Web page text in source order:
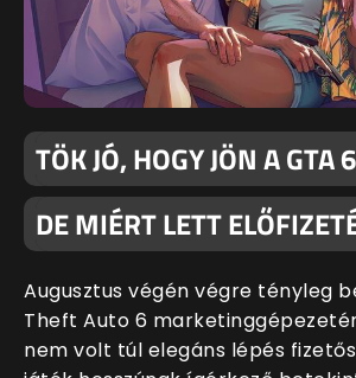
TÖK JÓ, HOGY JÖN A GTA
DE MIÉRT LETT
Augusztus végén végre tényleg
Theft Auto 6
nem volt túl elegáns lépés